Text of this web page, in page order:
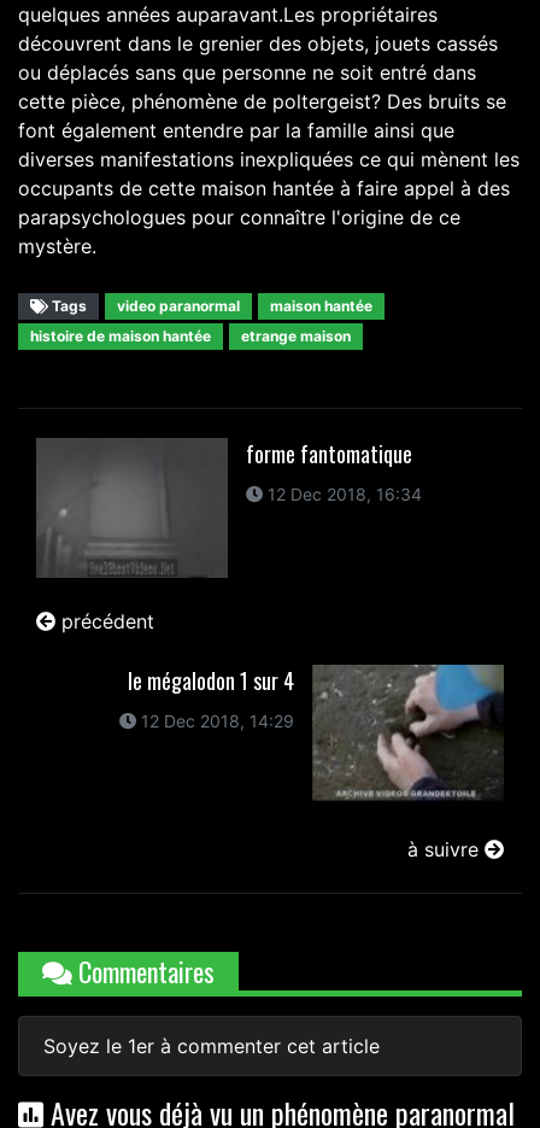
quelques années auparavant.Les propriétaires
découvrent dans le grenier des objets, jouets cassés
ou déplacés sans que personne ne soit entré dans
cette pièce, phénomène de poltergeist? Des bruits se
font également entendre par la famille ainsi que
diverses manifestations inexpliquées ce qui mènent les
occupants de cette maison hantée à faire appel à des
parapsychologues pour connaître l'origine de ce
mystère.
Tags video paranormal
maison hantée
histoire de maison hantée
etrange maison
forme fantomatique
12 Dec 2018, 16:34
précédent
le mégalodon 1 sur 4
12 Dec 2018, 14:29
à suivre
Commentaires
Soyez le 1er à commenter cet article
Avez vous déjà vu un phénomène paranormal